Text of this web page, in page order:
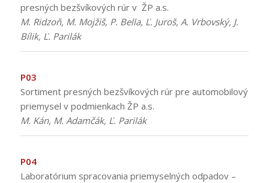
presných bezšvíkových rúr v ŽP a.s.
M. Ridzoň, M. Mojžiš, P. Bella, Ľ. Juroš, A. Vrbovský, J.
Bílik, Ľ. Parilák
P03
Sortiment presných bezšvíkových rúr pre automobilový
priemysel v podmienkach ŽP a.s.
M. Kán, M. Adamčák, Ľ. Parilák
P04
Laboratórium spracovania priemyselných odpadov –